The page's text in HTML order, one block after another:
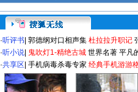
·听评书 郭德纲对口相声集 杜拉拉升职记
·听小说 鬼吹灯1-精绝古城 世界名著 平凡
·共享区 手机病毒杀毒专家 经典手机游游